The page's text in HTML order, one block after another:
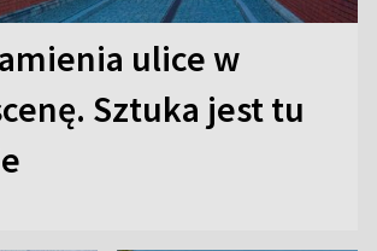
ulice w
Sztuka jest tu